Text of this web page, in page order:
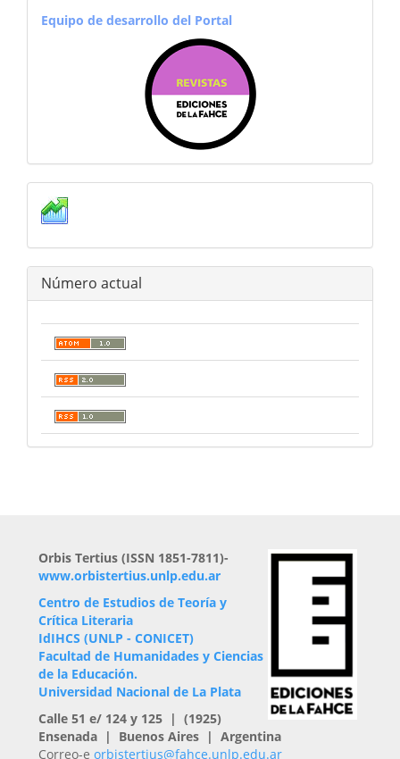
equiporevistas
Equipo de desarrollo del Portal
estadisticas
Número actual
Orbis Tertius (ISSN 1851-7811)-
www.orbistertius.unlp.edu.ar
Centro de Estudios de Teoría y
Crítica Literaria
IdIHCS (UNLP - CONICET)
Facultad de Humanidades y Ciencias
de la Educación.
Universidad Nacional de La Plata
Calle 51 e/ 124 y 125 | (1925)
Ensenada | Buenos Aires | Argentina
Correo-e orbistertius@fahce.unlp.edu.ar